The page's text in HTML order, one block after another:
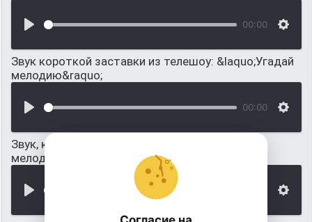
00:00
Звук короткой заставки из телешоу: &laquo;Угадай
мелодию&raquo;
00:00
Звук, когда раунд закончился: &laquo;Угадай
мелодию&raquo;